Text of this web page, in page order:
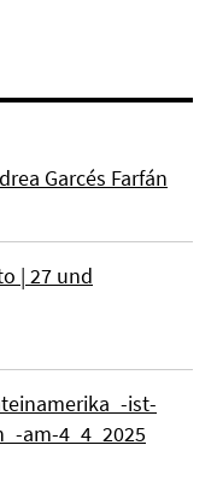
Garcés Farfán
| 27 und
ist-
am-4_4_2025